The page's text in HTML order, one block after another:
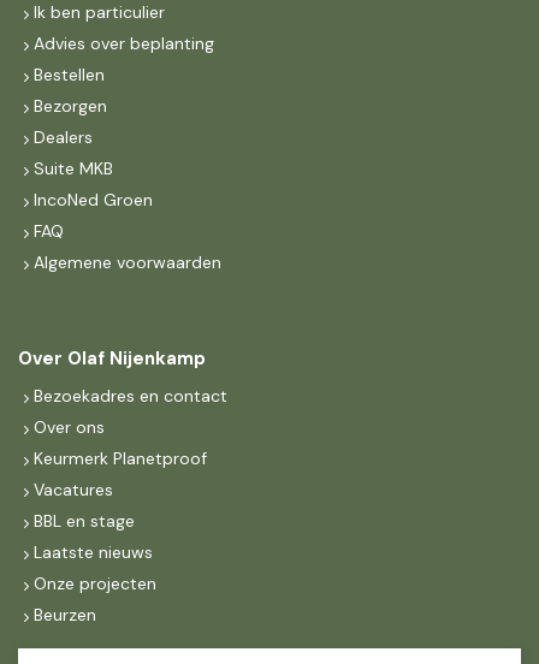
Ik ben particulier
Advies over beplanting
Bestellen
Bezorgen
Dealers
Suite MKB
IncoNed Groen
FAQ
Algemene voorwaarden
Over Olaf Nijenkamp
Bezoekadres en contact
Over ons
Keurmerk Planetproof
Vacatures
BBL en stage
Laatste nieuws
Onze projecten
Beurzen